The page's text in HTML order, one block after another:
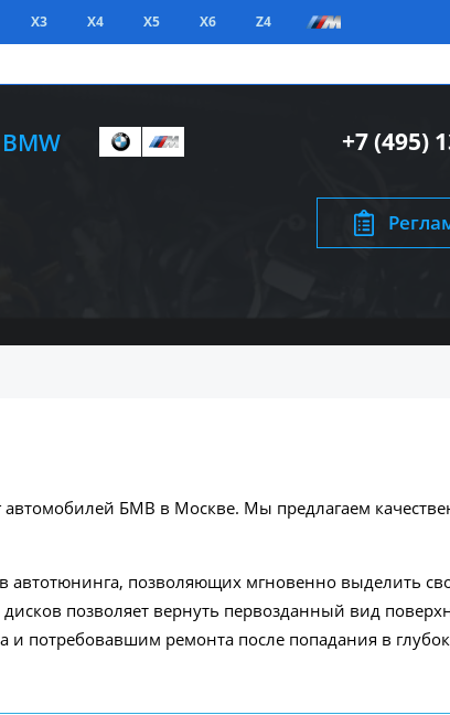
X3 X4 X5 X6 Z4
+7 (495)
автомобилей БМВ в Москве. Мы предлагаем
автотюнинга, позволяющих мгновенно выделить
позволяет вернуть первозданный вид
потребовавшим ремонта после попадания в